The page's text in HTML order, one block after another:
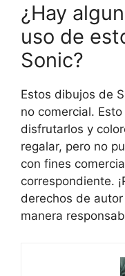
¿Hay
uso de
Sonic?
Estos dibujos de
no comercial.
disfrutarlos y
regalar, pero no
con fines
correspondiente.
derechos de
manera